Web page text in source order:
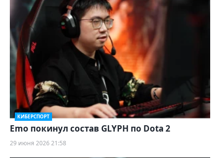
КИБЕРСПОРТ
Emo покинул состав GLYPH по Dota 2
29 июня 2026 21:58